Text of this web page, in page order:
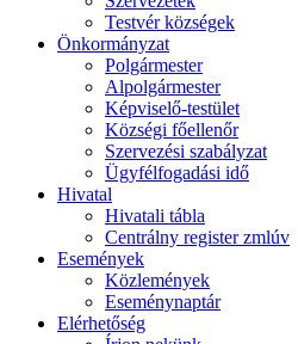
Testvér községek
Önkormányzat
Polgármester
Alpolgármester
Képviselő-testület
Községi főellenőr
Szervezési szabályzat
Ügyfélfogadási idő
Hivatal
Hivatali tábla
Centrálny register zmlúv
Események
Közlemények
Eseménynaptár
Elérhetőség